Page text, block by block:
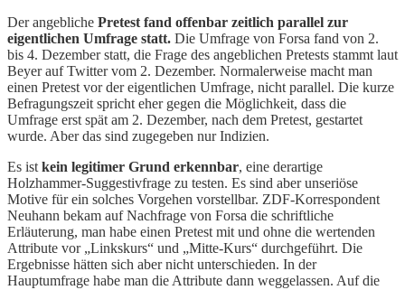
Der angebliche Pretest fand offenbar zeitlich parallel zur
eigentlichen Umfrage statt. Die Umfrage von Forsa fand von 2.
bis 4. Dezember statt, die Frage des angeblichen Pretests stammt laut
Beyer auf Twitter vom 2. Dezember. Normalerweise macht man
einen Pretest vor der eigentlichen Umfrage, nicht parallel. Die kurze
Befragungszeit spricht eher gegen die Möglichkeit, dass die
Umfrage erst spät am 2. Dezember, nach dem Pretest, gestartet
wurde. Aber das sind zugegeben nur Indizien.
Es ist kein legitimer Grund erkennbar, eine derartige
Holzhammer-Suggestivfrage zu testen. Es sind aber unseriöse
Motive für ein solches Vorgehen vorstellbar. ZDF-Korrespondent
Neuhann bekam auf Nachfrage von Forsa die schriftliche
Erläuterung, man habe einen Pretest mit und ohne die wertenden
Attribute vor „Linkskurs“ und „Mitte-Kurs“ durchgeführt. Die
Ergebnisse hätten sich aber nicht unterschieden. In der
Hauptumfrage habe man die Attribute dann weggelassen. Auf die